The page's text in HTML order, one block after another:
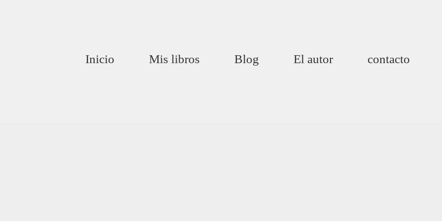
Inicio Mis libros Blog El autor contacto